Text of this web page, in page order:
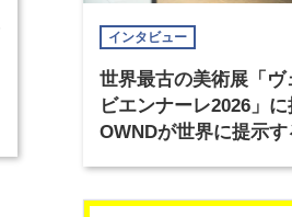
インタビュー
世界最古の美術展「ヴ
ビエンナーレ2026」
OWNDが世界に提示す